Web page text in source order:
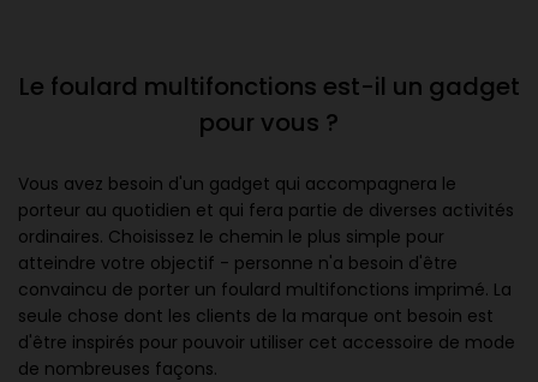
Le foulard multifonctions est-il un gadget
pour vous ?
Vous avez besoin d'un gadget qui accompagnera le
porteur au quotidien et qui fera partie de diverses activités
ordinaires. Choisissez le chemin le plus simple pour
atteindre votre objectif - personne n'a besoin d'être
convaincu de porter un foulard multifonctions imprimé. La
seule chose dont les clients de la marque ont besoin est
d'être inspirés pour pouvoir utiliser cet accessoire de mode
de nombreuses façons.